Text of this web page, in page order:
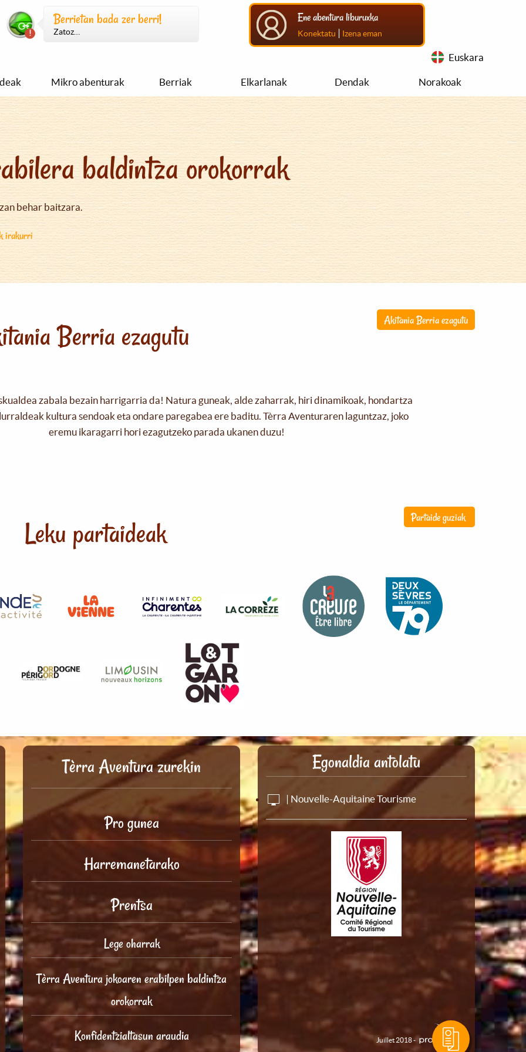
Berrietan bada zer berri!
Zatoz…
Ene abentura liburuxka
Konektatu | Izena eman
Euskara
Mikro abenturak Berriak Elkarlanak Dendak Norakoak
baldintza orokorrak
behar baitzara.
irakurri
Akitania Berria ezagutu
Berria ezagutu
zabala bezain harrigarria da! Natura guneak, alde zaharrak, hiri dinamikoak, hondartza
kultura sendoak eta ondare paregabea ere baditu. Tèrra Aventuraren laguntzaz, joko
eremu ikaragarri hori ezagutzeko parada ukanen duzu!
Partaide guziak
Leku partaideak
Tèrra Aventura zurekin
Pro gunea
Harremanetarako
Prentsa
Lege oharrak
Tèrra Aventura jokoaren erabilpen baldintza
orokorrak
Konfidentzialtasun araudia
Egonaldia antolatu
| Nouvelle-Aquitaine Tourisme
Juillet 2018 -